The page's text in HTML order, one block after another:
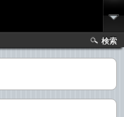
検索